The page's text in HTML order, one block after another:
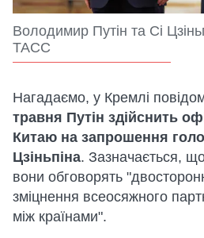
Володимир Путін та Сі
ТАСС
Нагадаємо, у Кремлі
травня Путін здійснить
Китаю на запрошення
Цзіньпіна. Зазначається, що
вони обговорять
зміцнення всеосяжного
між країнами".